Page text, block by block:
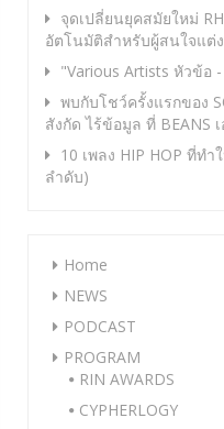
จุดเปลี่ยนยุคสมัยใหม่
อัตโนมัติสำหรับผู้สนใจแต่
"Various Artists หัวข้อ
พบกับโชว์ครั้งแรกของ
สังกัด ไร้ข้อมูล ที่ BEANS
10 เพลง HIP HOP ที่ท
ลำดับ)
Home
NEWS
PODCAST
PROGRAM
RIN AWARDS
CYPHERLOGY